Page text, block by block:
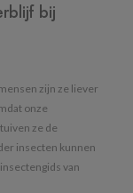
bij
zijn ze liever
onze
ze de
insecten kunnen
van